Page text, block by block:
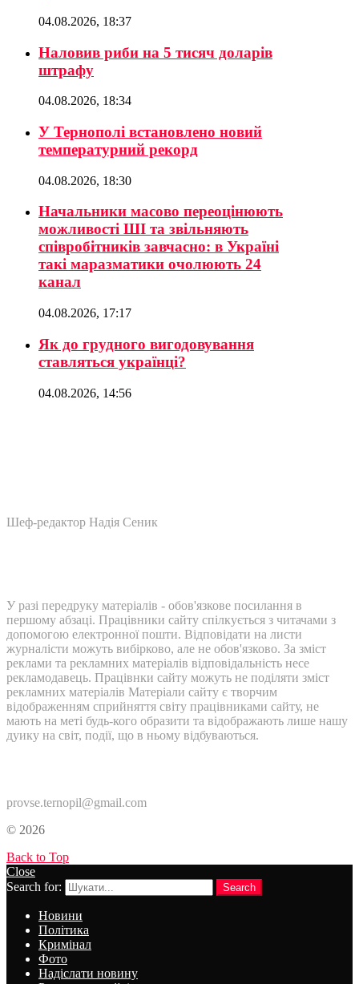
04.08.2026, 18:37
Наловив риби на 5 тисяч доларів
штрафу
04.08.2026, 18:34
У Тернополі встановлено новий
температурний рекорд
04.08.2026, 18:30
Начальники масово переоцінюють
можливості ШІ та звільняють
співробітників завчасно: в Україні
такі маразматики очолюють 24
канал
04.08.2026, 17:17
Як до грудного вигодовування
ставляться українці?
04.08.2026, 14:56
Шеф-редактор Надія Сеник
У разі передруку матеріалів - обов'язкове посилання в
першому абзаці. Працівники сайту спілкується з читачами з
допомогою електронної пошти. Відповідати на листи
журналісти можуть вибірково, але не обов'язково. За зміст
реклами та рекламних матеріалів відповідальність несе
рекламодавець. Працівнки сайту можуть не поділяти зміст
рекламних матеріалів Матеріали сайту є творчим
відображенням сприйняття світу працівниками сайту, не
мають на меті будь-кого образити та відображають лише нашу
дуику на світ, події, що в ньому відбуваються.
provse.ternopil@gmail.com
© 2026
Back to Top
Close
Search for:
Search
Новини
Політика
Кримінал
Фото
Надіслати новину